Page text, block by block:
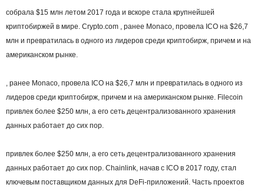
собрала $15 млн летом 2017 года и вскоре стала крупнейшей
криптобиржей в мире. Crypto.com , ранее Monaco, провела ICO на $26,7
млн и превратилась в одного из лидеров среди криптобирж, причем и на
американском рынке.
, ранее Monaco, провела ICO на $26,7 млн и превратилась в одного из
лидеров среди криптобирж, причем и на американском рынке. Filecoin
привлек более $250 млн, а его сеть децентрализованного хранения
данных работает до сих пор.
привлек более $250 млн, а его сеть децентрализованного хранения
данных работает до сих пор. Chainlink, начав с ICO в 2017 году, стал
ключевым поставщиком данных для DeFi-приложений. Часть проектов